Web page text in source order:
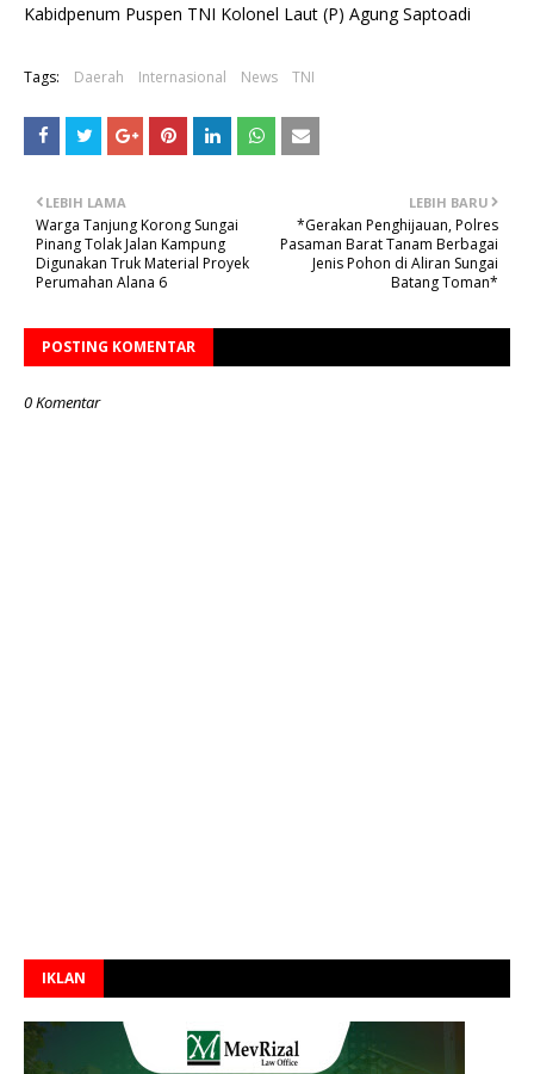
Kabidpenum Puspen TNI Kolonel Laut (P) Agung Saptoadi
Tags: Daerah Internasional News TNI
LEBIH BARU
*Gerakan Penghijauan, Polres
Pasaman Barat Tanam Berbagai
Jenis Pohon di Aliran Sungai
Batang Toman*
LEBIH LAMA
Warga Tanjung Korong Sungai
Pinang Tolak Jalan Kampung
Digunakan Truk Material Proyek
Perumahan Alana 6
POSTING KOMENTAR
0 Komentar
IKLAN